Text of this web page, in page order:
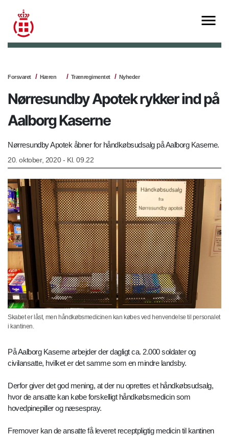
Forsvaret Hæren Trænregimentet Nyheder
Nørresundby Apotek rykker ind på
Aalborg Kaserne
Nørresundby Apotek åbner for håndkøbsudsalg på Aalborg Kaserne.
20. oktober, 2020 - Kl. 09.22
Skabet er låst, men håndkøbsmedicinen kan købes ved henvendelse til personalet
i kantinen.
På Aalborg Kaserne arbejder der dagligt ca. 2.000 soldater og
civilansatte, hvilket er det samme som en mindre landsby.
Derfor giver det god mening, at der nu oprettes et håndkøbsudsalg,
hvor de ansatte kan købe forskelligt håndkøbsmedicin som
hovedpinepiller og næsespray.
Fremover kan de ansatte få leveret receptpligtig medicin til kantinen